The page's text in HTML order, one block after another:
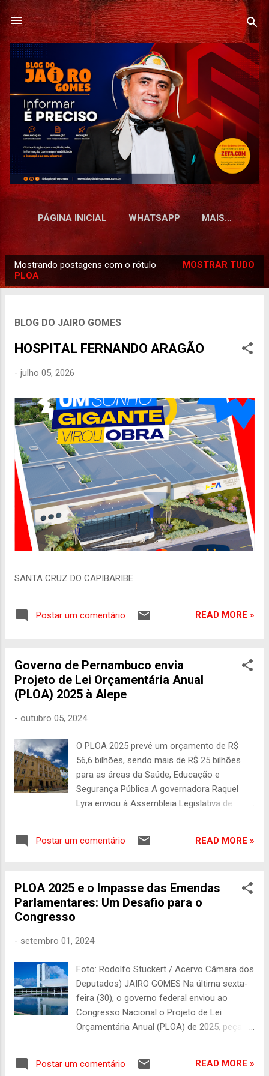
Pular para o conteúdo principal
PÁGINA INICIAL WHATSAPP MAIS…
o
Mostrando postagens com o rótulo
PLOA
MOSTRAR TUDO
BLOG DO JAIRO GOMES
HOSPITAL FERNANDO ARAGÃO
- julho 05, 2026
SANTA CRUZ DO CAPIBARIBE
Postar um comentário READ MORE »
Governo de Pernambuco envia
Projeto de Lei Orçamentária Anual
(PLOA) 2025 à Alepe
- outubro 05, 2024
O PLOA 2025 prevê um orçamento de R$
56,6 bilhões, sendo mais de R$ 25 bilhões
para as áreas da Saúde, Educação e
Segurança Pública A governadora Raquel
Lyra enviou à Assembleia Legislativa de
2025, que estima um orçamento total de R$
receitas e despesas do Estado das
entidades da administração direta e indireta,
estatais independentes, como a Agência de
Pernambuco (Adepe) e Companhia
Pernambucana de Saneamento (Compesa).
“Chegou o momento de planejar o
orçamento do próximo ano para garantir que
o Governo de Pernambuco siga executando
proporcionando a verdadeira mudança na
Postar um comentário READ MORE »
PLOA 2025 e o Impasse das Emendas
Parlamentares: Um Desafio para o
Congresso
- setembro 01, 2024
Foto: Rodolfo Stuckert / Acervo Câmara dos
Deputados) JAIRO GOMES Na última sexta-
feira (30), o governo federal enviou ao
Congresso Nacional o Projeto de Lei
Orçamentária Anual (PLOA) de 2025, peça
chegada desse projeto ocorre em um
Postar um comentário READ MORE »